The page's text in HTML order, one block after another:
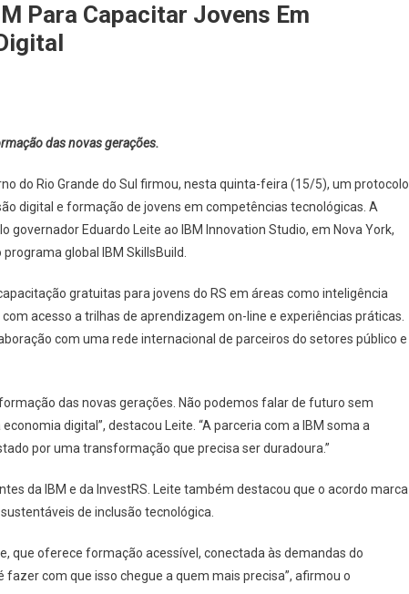
Para Capacitar Jovens Em
das novas gerações.
do Rio Grande do Sul firmou, nesta quinta-feira (15/5), um protocolo
digital e formação de jovens em competências tecnológicas. A
Eduardo Leite ao IBM Innovation Studio, em Nova York,
global IBM SkillsBuild.
gratuitas para jovens do RS em áreas como inteligência
acesso a trilhas de aprendizagem on-line e experiências práticas.
com uma rede internacional de parceiros do setores público e
das novas gerações. Não podemos falar de futuro sem
digital”, destacou Leite. “A parceria com a IBM soma a
por uma transformação que precisa ser duradoura.”
da IBM e da InvestRS. Leite também destacou que o acordo marca
de inclusão tecnológica.
que oferece formação acessível, conectada às demandas do
com que isso chegue a quem mais precisa”, afirmou o